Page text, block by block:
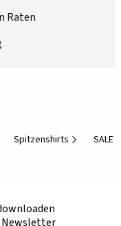
Raten
Spitzenshirts SALE
Newsletter